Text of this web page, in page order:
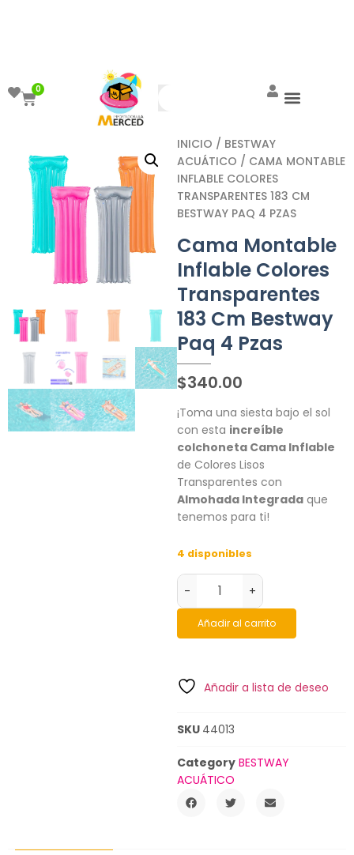
0
INICIO / BESTWAY
ACUÁTICO / CAMA MONTABLE
INFLABLE COLORES
TRANSPARENTES 183 CM
BESTWAY PAQ 4 PZAS
Cama Montable
Inflable Colores
Transparentes
183 Cm Bestway
Paq 4 Pzas
$340.00
¡Toma una siesta bajo el sol
con esta increíble
colchoneta Cama Inflable
de Colores Lisos
Transparentes con
Almohada Integrada que
tenemos para ti!
4 disponibles
- +
Añadir al carrito
Añadir a lista de deseo
SKU 44013
Category BESTWAY
ACUÁTICO